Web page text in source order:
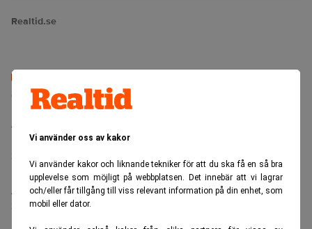
Vi använder oss av kakor
Vi använder kakor och liknande tekniker för att du ska få en så bra
upplevelse som möjligt på webbplatsen. Det innebär att vi lagrar
och/eller får tillgång till viss relevant information på din enhet, som
mobil eller dator.
Realtid.se
Senaste lediga jobben
Placering:Bromma, Stockholm
Sista ansökningsdag:
Medarbetare inom Intern styrning och kontroll till Alecta
Sista ansökningsdag: